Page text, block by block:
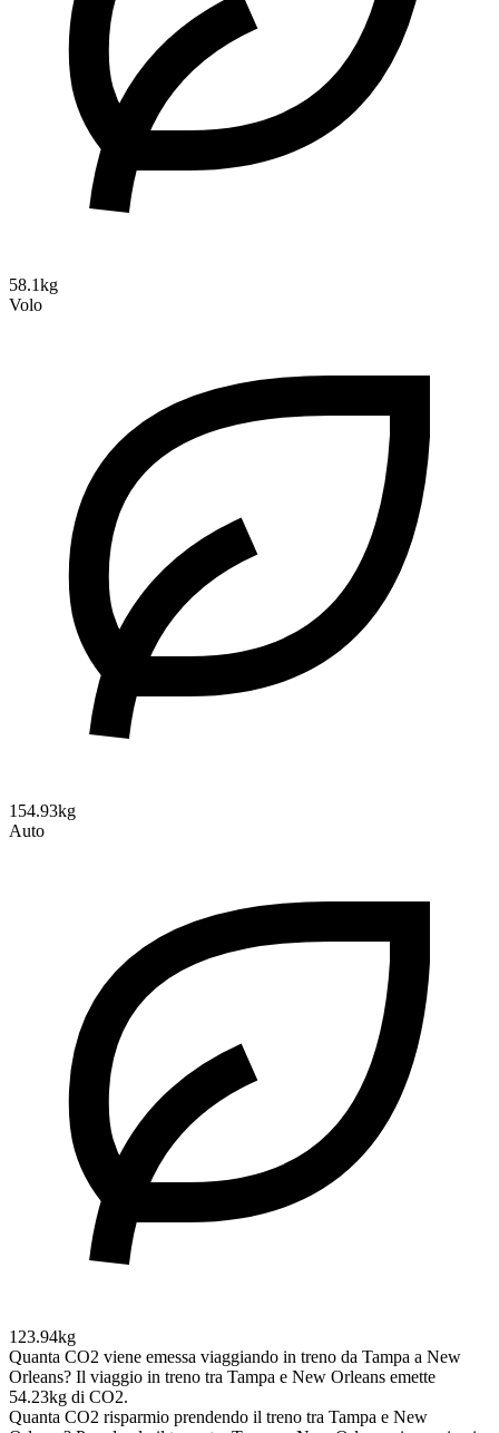
58.1kg
Volo
154.93kg
Auto
123.94kg
Quanta CO2 viene emessa viaggiando in treno da Tampa a New
Orleans? Il viaggio in treno tra Tampa e New Orleans emette
54.23kg di CO2.
Quanta CO2 risparmio prendendo il treno tra Tampa e New